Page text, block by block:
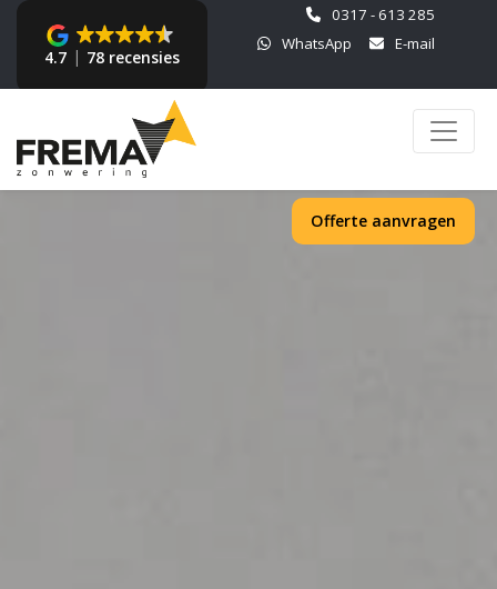
4.7 78 recensies
0317 - 613 285
WhatsApp
E-mail
Offerte aanvragen